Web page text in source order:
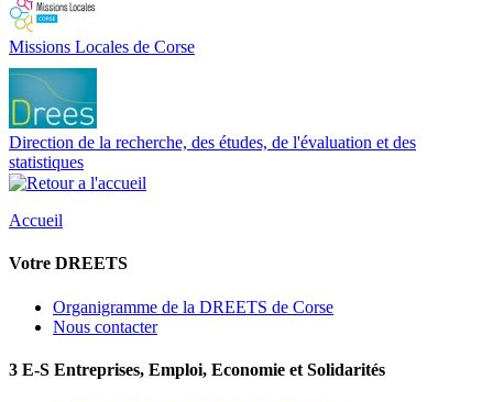
Missions Locales de Corse
Direction de la recherche, des études, de l'évaluation et des
statistiques
Accueil
Votre DREETS
Organigramme de la DREETS de Corse
Nous contacter
3 E-S Entreprises, Emploi, Economie et Solidarités